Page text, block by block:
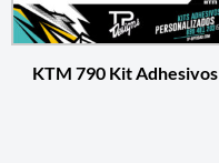
KTM 790 Kit Adhesivos